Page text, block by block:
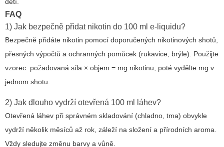
FAQ
1) Jak bezpečně přidat nikotin do 100 ml e-liquidu?
Bezpečně přidáte nikotin pomocí doporučených nikotinových shotů,
přesných výpočtů a ochranných pomůcek (rukavice, brýle). Použijte
vzorec: požadovaná síla × objem = mg nikotinu; poté vydělte mg v
jednom shotu.
2) Jak dlouho vydrží otevřená 100 ml láhev?
Otevřená láhev při správném skladování (chladno, tma) obvykle
vydrží několik měsíců až rok, záleží na složení a přírodních aroma.
Vždy sledujte změnu barvy a vůně.